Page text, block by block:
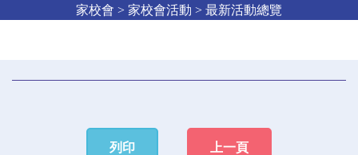
家校會 > 家校會活動 > 最新活動總覽
列印 上一頁